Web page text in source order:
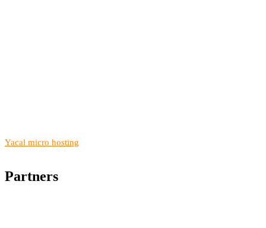
Yacal micro hosting
Partners